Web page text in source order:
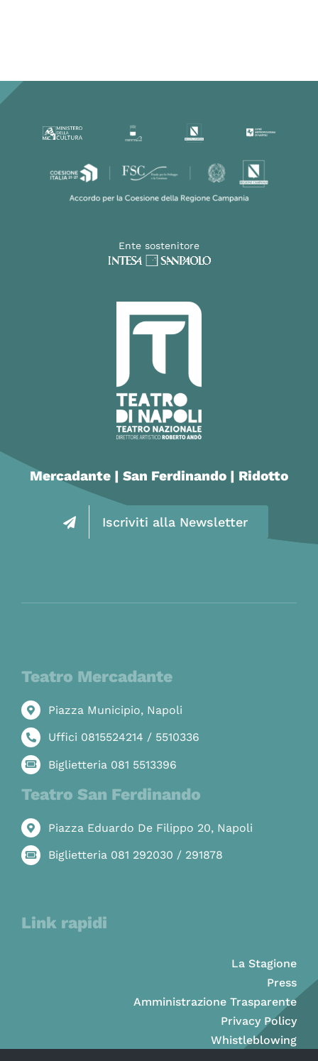
Ente sostenitore
Mercadante | San Ferdinando | Ridotto
Iscriviti alla Newsletter
Teatro Mercadante
Piazza Municipio, Napoli
Uffici 0815524214 / 5510336
Biglietteria 081 5513396
Teatro San Ferdinando
Piazza Eduardo De Filippo 20, Napoli
Biglietteria 081 292030 / 291878
Link rapidi
La Stagione
Press
Amministrazione Trasparente
Privacy Policy
Whistleblowing